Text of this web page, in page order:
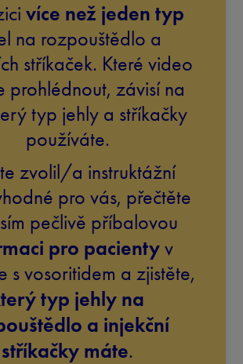
více než jeden typ
na rozpouštědlo a
stříkaček. Které video
prohlédnout, závisí na
typ jehly a stříkačky
používáte.
zvolil/a instruktážní
pro vás, přečtěte
pečlivě příbalovou
pro pacientyv
s vosoritidem a zjistěte,
typ jehly na
a injekční
stříkačky máte.